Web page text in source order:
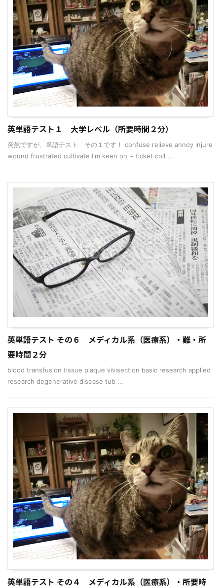
英単語テスト１ 大学レベル（所要時間２分）
突然ですが、単語テスト その１です！ confuse relieve annoy injure
wound frustrated cultivate I'm keen on ~ ticket coll ...
英単語テスト その６ メディカル系（医療系）・難・所
要時間２分
blood transfusion tissue plaque vivisection basic research applied
research degenerative disease tub ...
英単語テスト その４ メディカル系（医療系）・所要時